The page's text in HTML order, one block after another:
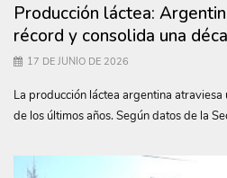
Producción láctea:
récord y consolida una
17 DE JUNIO DE 2026
La producción láctea argentina
de los últimos años. Según datos de la